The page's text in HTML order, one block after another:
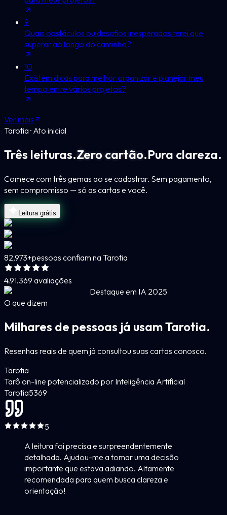
9
Quais obstáculos ou desafios inesperados terei que
superar ao longo do caminho?
10
Existem dicas para melhor organizar e planejar meu
tempo entre vários projetos?
Ver mais
Tarotia · Ato inicial
Três leituras.Zero cartão.Pura clareza.
Comece com três gemas ao se cadastrar. Sem pagamento,
sem compromisso — só as cartas e você.
Leitura grátis
82,973+pessoas confiam na Tarotia
4.91.369 avaliações
Destaque em IA 2025
O que dizem
Milhares de pessoas já usam Tarotia.
Resenhas reais de quem já consultou suas cartas conosco.
Tarotia
Tarô on-line potencializado por Inteligência Artificial
Tarotia5369
5
A leitura foi precisa e surpreendentemente
detalhada. Ajudou-me a tomar uma decisão
importante que estava adiando. Altamente
recomendada para quem busca clareza e
orientação!